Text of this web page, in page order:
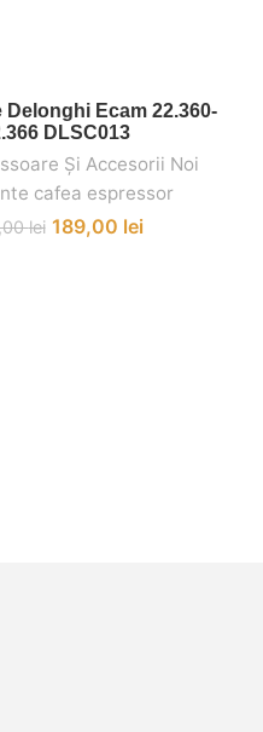
ÎN COȘ
Delonghi Ecam 22.360-
DLSC013
Și Accesorii Noi
cafea espressor
lei 189,00 lei